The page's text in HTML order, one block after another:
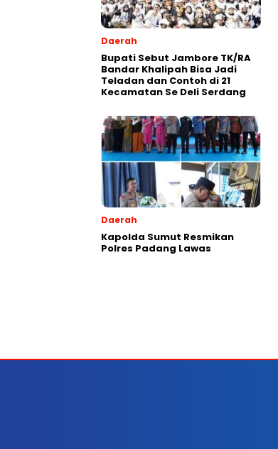
Daerah
Bupati Sebut Jambore TK/RA
Bandar Khalipah Bisa Jadi
Teladan dan Contoh di 21
Kecamatan Se Deli Serdang
Daerah
Kapolda Sumut Resmikan
Polres Padang Lawas